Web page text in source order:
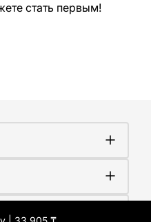
стать первым!